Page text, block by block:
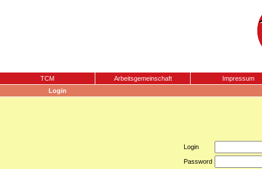
TCM Arbeitsgemeinschaft
Impressum
Login
Login
Password